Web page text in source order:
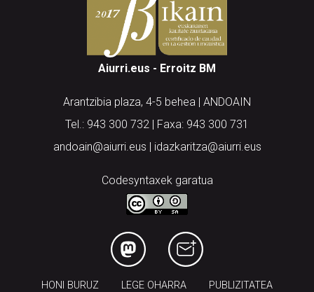
Aiurri.eus - Erroitz BM
Arantzibia plaza, 4-5 behea | ANDOAIN
Tel.: 943 300 732 | Faxa: 943 300 731
andoain@aiurri.eus | idazkaritza@aiurri.eus
Codesyntaxek garatua
HONI BURUZ LEGE OHARRA PUBLIZITATEA